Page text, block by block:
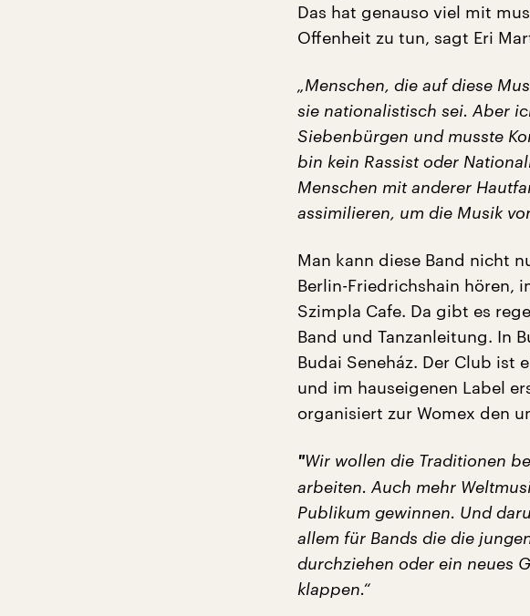
Das hat genauso viel mit
Offenheit zu tun, sagt Eri
„Menschen, die auf diese
sie nationalistisch sei. Aber
Siebenbürgen und musste
bin kein Rassist oder
Menschen mit anderer
assimilieren, um die Musik
Man kann diese Band nicht
Berlin-Friedrichshain hören,
Szimpla Cafe. Da gibt es
Band und Tanzanleitung. In
Budai Seneház. Der Club ist
und im hauseigenen Label
organisiert zur Womex den
"Wir wollen die Traditionen
arbeiten. Auch mehr
Publikum gewinnen. Und
allem für Bands die die
durchziehen oder ein neues
klappen.“